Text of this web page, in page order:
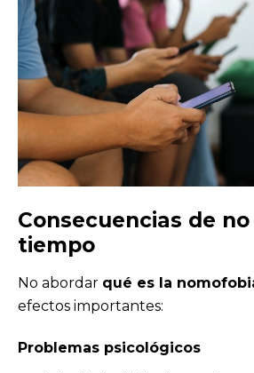
Consecuencias de
tiempo
No abordar qué es la
efectos importantes:
Problemas psicológicos